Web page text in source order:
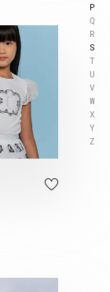
P
Q
R
S
T
U
V
W
X
Y
Z